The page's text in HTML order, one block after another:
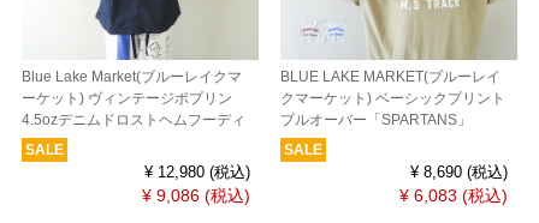
Blue Lake Market(ブルーレイクマ
ーケット) ヴィンテージポプリン
4.5ozデニムドロストヘムフーディ
SALE
¥ 12,980 (税込)
¥ 9,086 (税込)
BLUE LAKE MARKET(ブルーレイ
クマーケット) ベーシックプリント
プルオーバー「SPARTANS」
SALE
¥ 8,690(税込)
¥ 6,083(税込)